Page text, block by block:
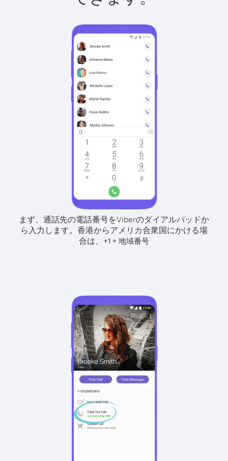
まず、通話先の電話番号をViberのダイアルパッドか
ら入力します。 香港からアメリカ合衆国にかける場
合は、 +1 + 地域番号